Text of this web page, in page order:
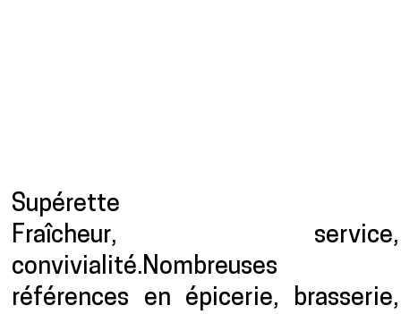
Presentation
Supérette
Fraîcheur, service,
convivialité.Nombreuses
références en épicerie, brasserie,